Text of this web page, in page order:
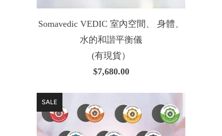
Somavedic VEDIC 室內空間、 身體、
水的和諧平衡儀
(有現貨）
$7,680.00
SALE